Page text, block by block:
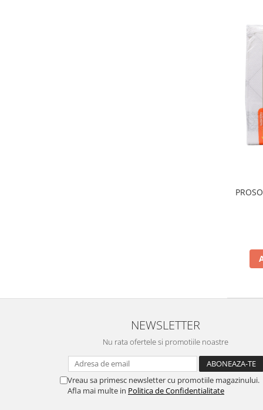
NEWSLETTER
Nu rata ofertele si promotiile noastre
Vreau sa primesc newsletter cu promotiile magazinului.
Afla mai multe in Politica de Confidentialitate